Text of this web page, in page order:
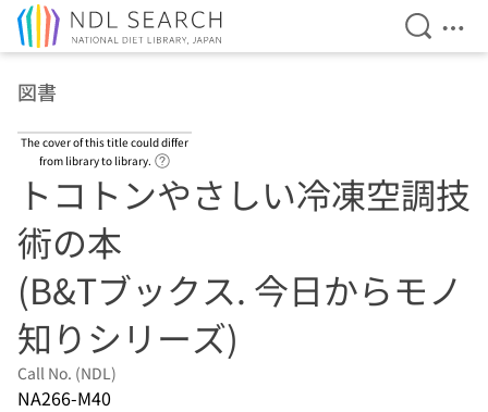
Open
図書
The cover of this title could differ
from library to library.
トコトンやさしい冷凍空調技
術の本
(B&Tブックス. 今日からモノ
知りシリーズ)
Call No. (NDL)
NA266-M40